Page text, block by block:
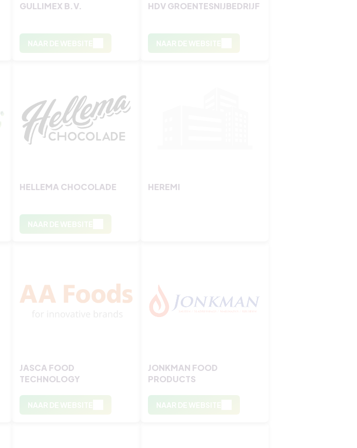
GULLIMEX B.V.
NAAR DE WEBSITE
HDV GROENTESNIJBEDRIJF
NAAR DE WEBSITE
HELLEMA CHOCOLADE
NAAR DE WEBSITE
HEREMI
JASCA FOOD
TECHNOLOGY
NAAR DE WEBSITE
JONKMAN FOOD
PRODUCTS
NAAR DE WEBSITE